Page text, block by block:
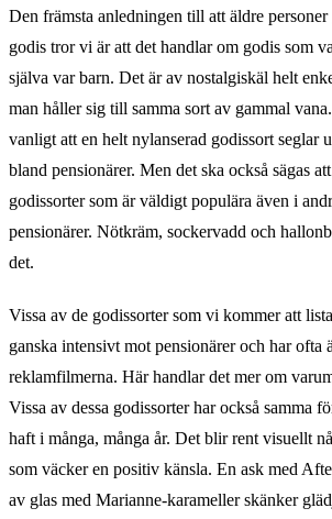
Den främsta anledningen till att äldre
godis tror vi är att det handlar om godis som
själva var barn. Det är av nostalgiskäl helt
man håller sig till samma sort av gammal
vanligt att en helt nylanserad godissort seglar
bland pensionärer. Men det ska också sägas
godissorter som är väldigt populära även i
pensionärer. Nötkräm, sockervadd och
det.
Vissa av de godissorter som vi kommer att
ganska intensivt mot pensionärer och har ofta
reklamfilmerna. Här handlar det mer om
Vissa av dessa godissorter har också samma
haft i många, många år. Det blir rent visuellt
som väcker en positiv känsla. En ask med
av glas med Marianne-karameller skänker